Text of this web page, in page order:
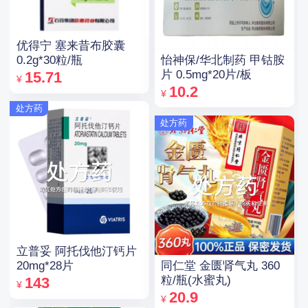
优得宁 塞来昔布胶囊
0.2g*30粒/瓶
¥ 15.71
处方药
立普妥 阿托伐他汀钙片
20mg*28片
¥ 143
怡神保/华北制药 甲钴胺
片 0.5mg*20片/板
¥ 10.2
处方药
同仁堂 金匮肾气丸 360
粒/瓶(水蜜丸)
¥ 20.9